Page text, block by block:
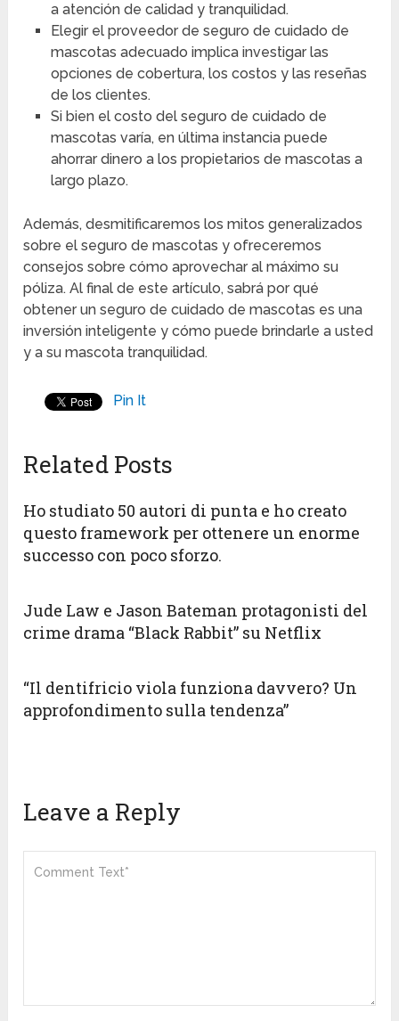
a atención de calidad y tranquilidad.
Elegir el proveedor de seguro de cuidado de
mascotas adecuado implica investigar las
opciones de cobertura, los costos y las reseñas
de los clientes.
Si bien el costo del seguro de cuidado de
mascotas varía, en última instancia puede
ahorrar dinero a los propietarios de mascotas a
largo plazo.
Además, desmitificaremos los mitos generalizados
sobre el seguro de mascotas y ofreceremos
consejos sobre cómo aprovechar al máximo su
póliza. Al final de este artículo, sabrá por qué
obtener un seguro de cuidado de mascotas es una
inversión inteligente y cómo puede brindarle a usted
y a su mascota tranquilidad.
Pin It
Related Posts
Ho studiato 50 autori di punta e ho creato
questo framework per ottenere un enorme
successo con poco sforzo.
Jude Law e Jason Bateman protagonisti del
crime drama “Black Rabbit” su Netflix
“Il dentifricio viola funziona davvero? Un
approfondimento sulla tendenza”
Leave a Reply